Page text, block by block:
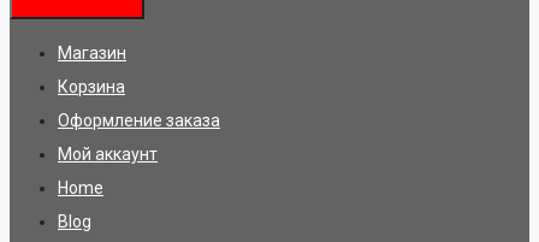
Магазин
Корзина
Оформление заказа
Мой аккаунт
Home
Blog